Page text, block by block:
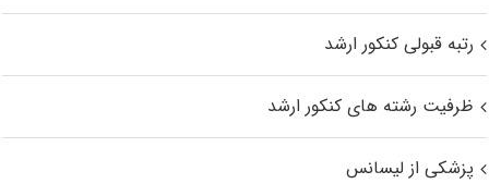
رتبه قبولی کنکور ارشد
ظرفیت رشته های کنکور ارشد
پزشکی از لیسانس